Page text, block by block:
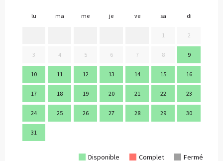
lu ma me je ve sa di
1 2
3 4 5 6 7 8 9
10 11 12 13 14 15 16
17 18 19 20 21 22 23
24 25 26 27 28 29 30
31
Disponible Complet Fermé